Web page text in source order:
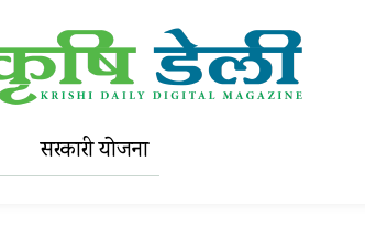
सरकारी याेजना